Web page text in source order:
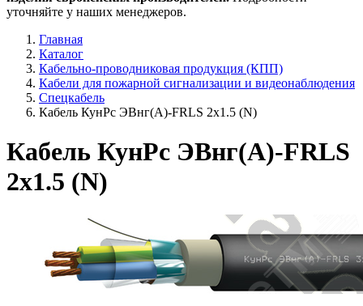
уточняйте у наших менеджеров.
Главная
Каталог
Кабельно-проводниковая продукция (КПП)
Кабели для пожарной сигнализации и видеонаблюдения
Спецкабель
Кабель КунРс ЭВнг(А)-FRLS 2х1.5 (N)
Кабель КунРс ЭВнг(А)-FRLS
2х1.5 (N)